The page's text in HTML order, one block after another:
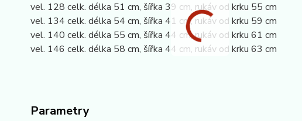
vel. 128 celk. délka 51 cm, šířka 39 cm, rukáv od krku 55 cm
vel. 134 celk. délka 54 cm, šířka 41 cm, rukáv od krku 59 cm
vel. 140 celk. délka 55 cm, šířka 44 cm, rukáv od krku 61 cm
vel. 146 celk. délka 58 cm, šířka 44 cm, rukáv od krku 63 cm
Parametry